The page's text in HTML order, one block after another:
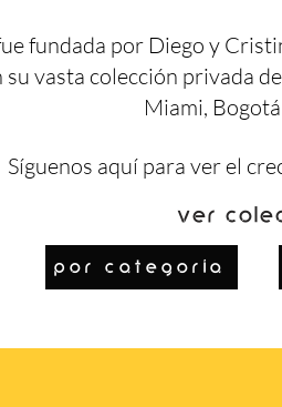
fundada por Diego y
vasta colección privada
Miami,
Síguenos aquí para ver el
Ver
por categoría